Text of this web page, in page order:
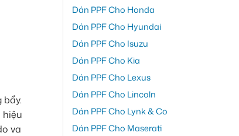
bẩy.
hiệu
va
Dán PPF Cho Honda
Dán PPF Cho Hyundai
Dán PPF Cho Isuzu
Dán PPF Cho Kia
Dán PPF Cho Lexus
Dán PPF Cho Lincoln
Dán PPF Cho Lynk & Co
Dán PPF Cho Maserati